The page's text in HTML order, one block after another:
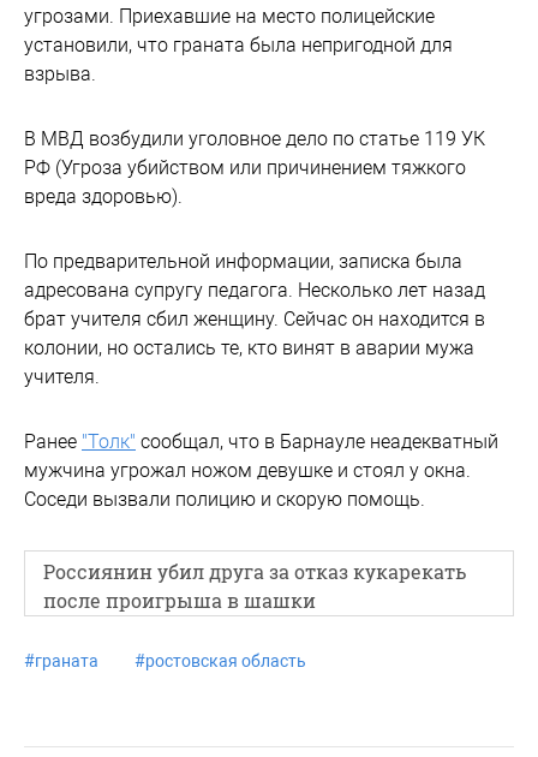
угрозами. Приехавшие на место полицейские
установили, что граната была непригодной для
взрыва.
В МВД возбудили уголовное дело по статье 119 УК
РФ (Угроза убийством или причинением тяжкого
вреда здоровью).
По предварительной информации, записка была
адресована супругу педагога. Несколько лет назад
брат учителя сбил женщину. Сейчас он находится в
колонии, но остались те, кто винят в аварии мужа
учителя.
Ранее "Толк" сообщал, что в Барнауле неадекватный
мужчина угрожал ножом девушке и стоял у окна.
Соседи вызвали полицию и скорую помощь.
Россиянин убил друга за отказ кукарекать
после проигрыша в шашки
#граната #ростовская область